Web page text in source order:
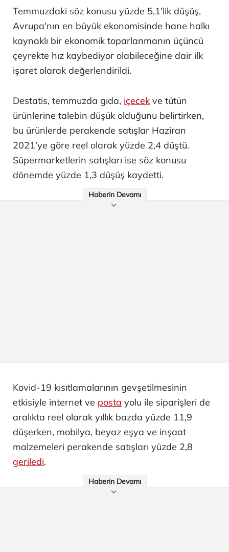
Temmuzdaki söz konusu yüzde 5,1’lik düşüş,
Avrupa'nın en büyük ekonomisinde hane halkı
kaynaklı bir ekonomik toparlanmanın üçüncü
çeyrekte hız kaybediyor olabileceğine dair ilk
işaret olarak değerlendirildi.
Destatis, temmuzda gıda, içecek ve tütün
ürünlerine talebin düşük olduğunu belirtirken,
bu ürünlerde perakende satışlar Haziran
2021’ye göre reel olarak yüzde 2,4 düştü.
Süpermarketlerin satışları ise söz konusu
dönemde yüzde 1,3 düşüş kaydetti.
Haberin Devamı
Kovid-19 kısıtlamalarının gevşetilmesinin
etkisiyle internet ve posta yolu ile siparişleri de
aralıkta reel olarak yıllık bazda yüzde 11,9
düşerken, mobilya, beyaz eşya ve inşaat
malzemeleri perakende satışları yüzde 2,8
geriledi.
Haberin Devamı